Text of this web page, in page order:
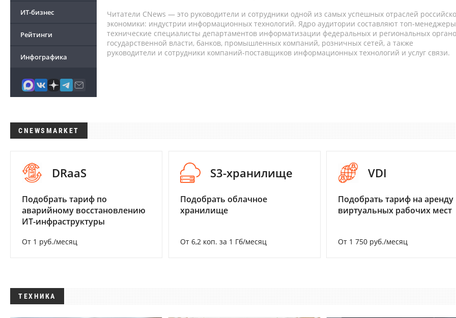
ИТ-бизнес
Рейтинги
Инфографика
Читатели CNews — это руководители и сотрудники одной из самых успешных отраслей
экономики: индустрии информационных технологий. Ядро аудитории составляют топ-
технические специалисты департаментов информатизации федеральных и региональных
государственной власти, банков, промышленных компаний, розничных сетей, а также
руководители и сотрудники компаний-поставщиков информационных технологий и услуг связи.
CNEWSMARKET
DRaaS
Подобрать тариф по
аварийному восстановлению
ИТ-инфраструктуры
От 1 руб./месяц
S3-хранилище
Подобрать облачное
хранилище
От 6,2 коп. за 1 Гб/месяц
VDI
Подобрать тариф на аренду
виртуальных рабочих мест
От 1 750 руб./месяц
ТЕХНИКА